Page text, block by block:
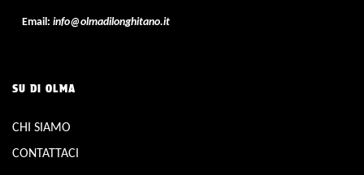
Email: info@olmadilonghitano.it
SU DI OLMA
CHI SIAMO
CONTATTACI